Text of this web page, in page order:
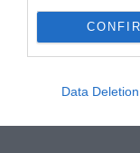
Data Deletion
Αφιέρωμα
Cesaria
special